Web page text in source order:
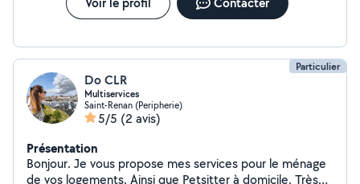
Particulier
Do CLR
Multiservices
Saint-Renan (Peripherie)
5/5 (2 avis)
Présentation
Bonjour. Je vous propose mes services pour le ménage
de vos logements. Ainsi que Petsitter à domicile. Très